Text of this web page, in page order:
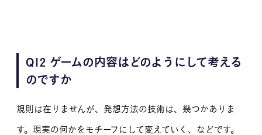
Q12 ゲームの内容はどのようにして考える
のですか
規則は在りませんが、発想方法の技術は、幾つかありま
す。現実の何かをモチーフにして変えていく、などです。